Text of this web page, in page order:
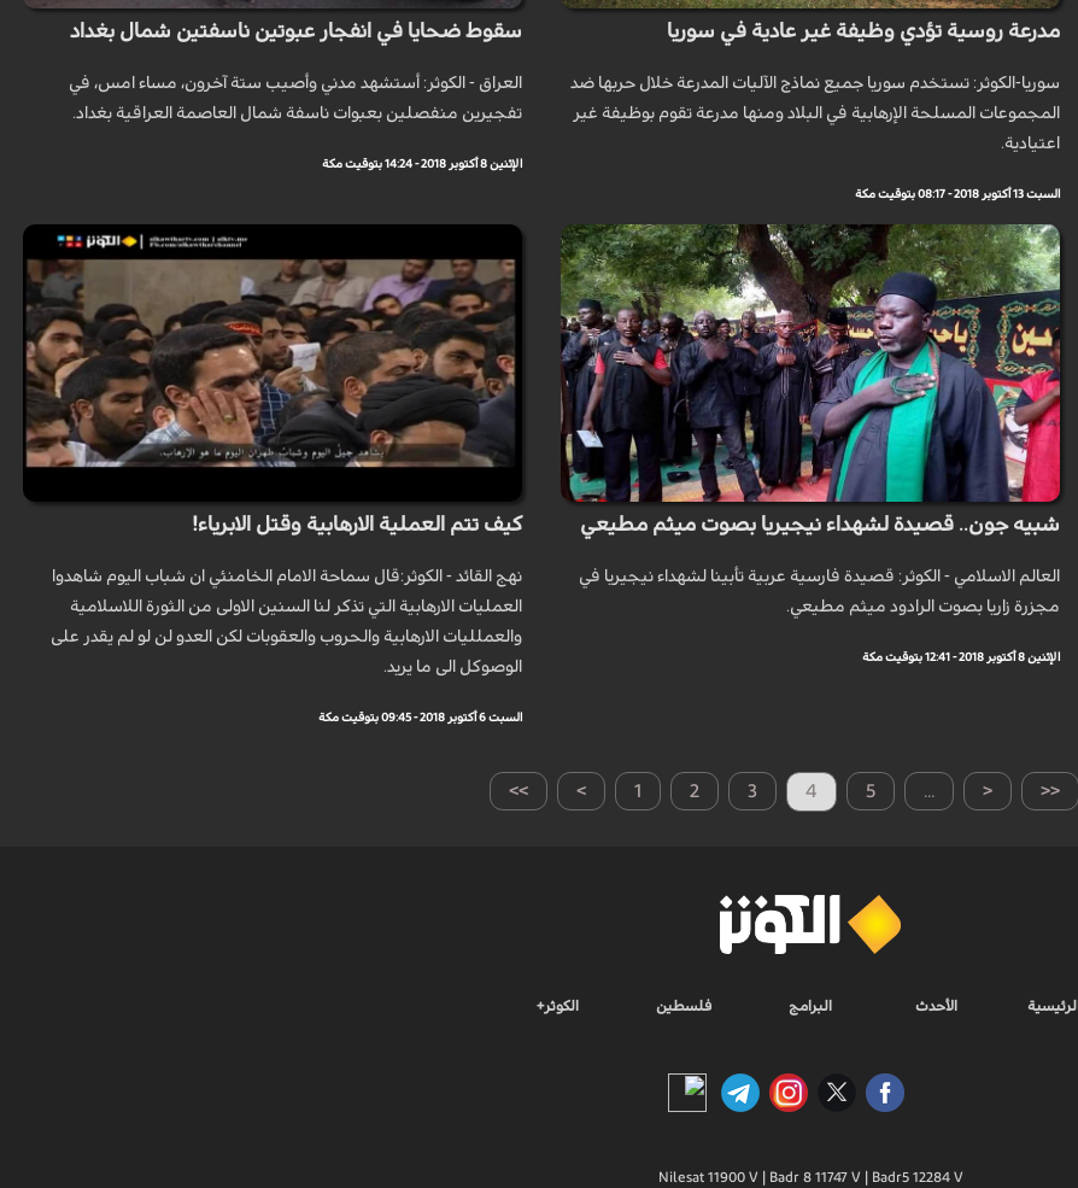
مدرعة روسية تؤدي وظيفة غير عادية في سوريا
سوريا-الكوثر: تستخدم سوريا جميع نماذج الآليات المدرعة خلال حربها ضد
المجموعات المسلحة الإرهابية في البلاد ومنها مدرعة تقوم بوظيفة غير
اعتيادية.
السبت 13 أكتوبر 2018 - 08:17 بتوقيت مكة
سقوط ضحايا في انفجار عبوتين ناسفتين شمال بغداد
العراق - الكوثر: أستشهد مدني وأصيب ستة آخرون، مساء امس، في
تفجيرين منفصلين بعبوات ناسفة شمال العاصمة العراقية بغداد.
الإثنين 8 أكتوبر 2018 - 14:24 بتوقيت مكة
شبيه جون.. قصيدة لشهداء نيجيريا بصوت ميثم مطيعي
العالم الاسلامي - الكوثر: قصيدة فارسية عربية تأبينا لشهداء نيجيريا في
مجزرة زاريا بصوت الرادود ميثم مطيعي.
الإثنين 8 أكتوبر 2018 - 12:41 بتوقيت مكة
كيف تتم العملية الارهابية وقتل الابرياء!
نهج القائد - الكوثر:قال سماحة الامام الخامنئي ان شباب اليوم شاهدوا
العمليات الارهابية التي تذكر لنا السنين الاولى من الثورة اللاسلامية
والعملليات الارهابية والحروب والعقوبات لكن العدو لن لو لم يقدر على
الوصوكل الى ما يريد.
السبت 6 أكتوبر 2018 - 09:45 بتوقيت مكة
>> > 1 2 3 4 5 ... < <<
الرئيسية الأحدث البرامج فلسطين الكوثر+
Nilesat 11900 V | Badr 8 11747 V | Badr5 12284 V